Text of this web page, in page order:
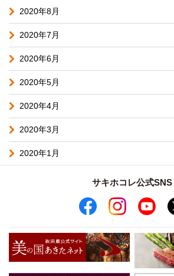
2020年8月
2020年7月
2020年6月
2020年5月
2020年4月
2020年3月
2020年1月
サキホコレ公式SNS